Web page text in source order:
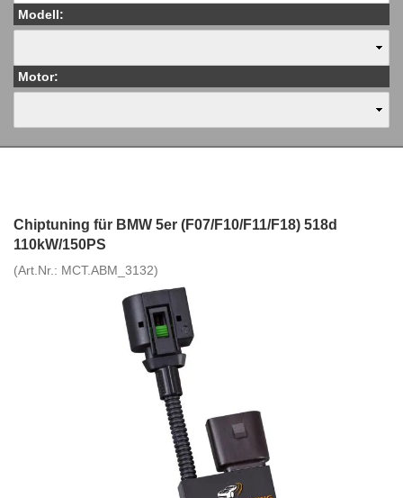
Modell:
Motor:
Chiptuning für BMW 5er (F07/F10/F11/F18) 518d
110kW/150PS
(Art.Nr.: MCT.ABM_3132)